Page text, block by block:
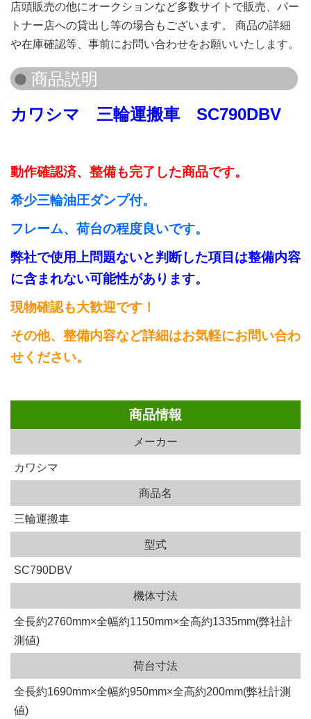
店頭販売の他にオークションなど多数サイトで販売、パー
トナー店への貸出し等の場合もございます。 商品の詳細
や在庫確認等、事前にお問い合わせをお願いいたします。
カワシマ 三輪運搬車 SC790DBV
動作確認済、整備も完了した商品です。
希少三輪油圧ダンプ付。
フレーム、荷台の程度良いです。
弊社で使用上問題ないと判断した項目は整備内容
に含まれない可能性があります。
現物確認も大歓迎です！
その他、整備内容など詳細はお気軽にお問い合わ
せください。
商品情報
メーカー
カワシマ
商品名
三輪運搬車
型式
SC790DBV
機体寸法
全長約2760mm×全幅約1150mm×全高約1335mm(弊社計
測値)
荷台寸法
全長約1690mm×全幅約950mm×全高約200mm(弊社計測
値)